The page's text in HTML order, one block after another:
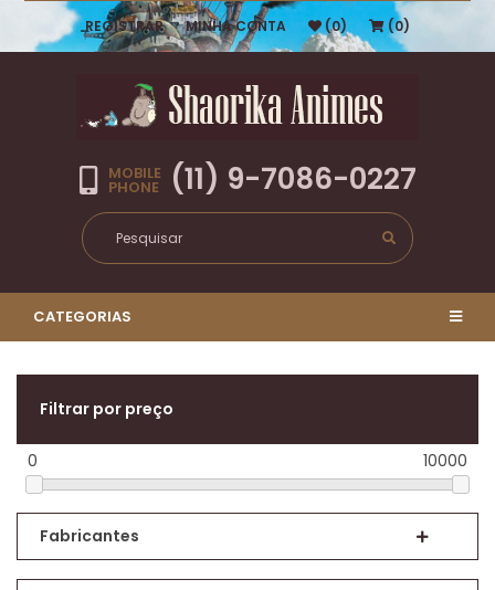
REGISTRAR MINHA CONTA (0) (0)
MOBILE
PHONE (11) 9-7086-0227
CATEGORIAS
Filtrar por preço
0 10000
Fabricantes